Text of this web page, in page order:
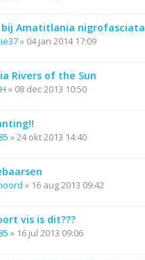
Amatitlania nigrofasciata
» 04 jan 2014 17:09
Rivers of the Sun
» 08 dec 2013 10:50
»24 okt 2013 14:40
» 16 aug 2013 09:42
vis is dit???
» 16 jul 2013 09:06